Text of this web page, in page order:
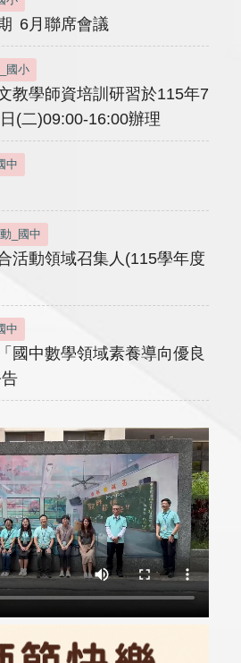
6月聯席會議
國小
教學師資培訓研習於115年7
(二)09:00-16:00辦理
中
_國中
活動領域召集人(115學年度
中
國中數學領域素養導向優良